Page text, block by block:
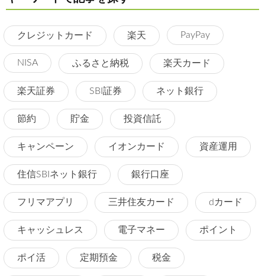
クレジットカード 楽天 PayPay
NISA ふるさと納税 楽天カード
楽天証券 SBI証券 ネット銀行
節約 貯金 投資信託
キャンペーン イオンカード 資産運用
住信SBIネット銀行 銀行口座
フリマアプリ 三井住友カード dカード
キャッシュレス 電子マネー ポイント
ポイ活 定期預金 税金